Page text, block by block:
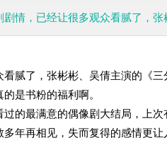
情，已经让很多观众看腻了，
腻了，张彬彬、吴倩主演的《
是书粉的福利啊。
过的最满意的偶像剧大结局，上
年再相见，失而复得的感情更